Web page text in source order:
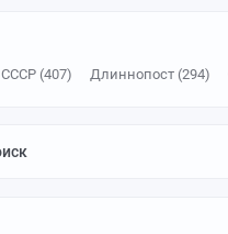
СССР (407) Длиннопост (294)
(38)